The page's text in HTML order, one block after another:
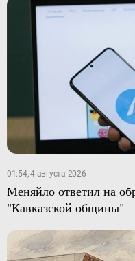
01:54, 4 августа 2026
Меняйло ответил на
"Кавказской общины"